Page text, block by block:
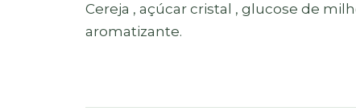
Cereja , açúcar cristal , glucose de
aromatizante.